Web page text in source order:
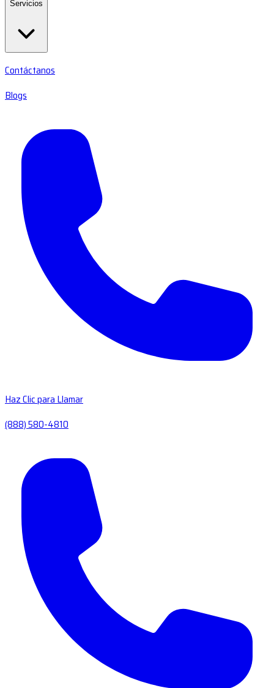
Servicios
Contáctanos
Blogs
Haz Clic para Llamar
(888) 580-4810